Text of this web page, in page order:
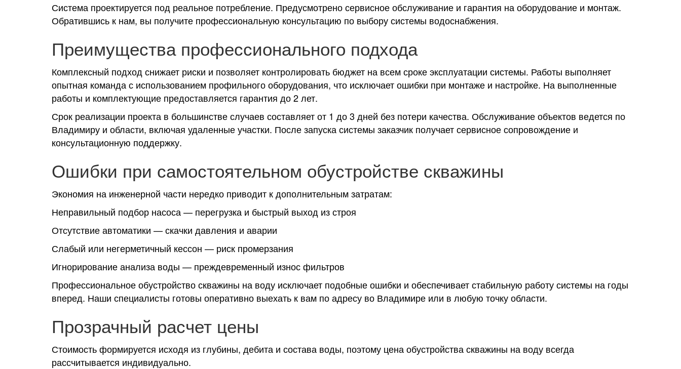
Система проектируется под реальное потребление. Предусмотрено сервисное обслуживание и гарантия на оборудование и монтаж.
Обратившись к нам, вы получите профессиональную консультацию по выбору системы водоснабжения.
Преимущества профессионального подхода
Комплексный подход снижает риски и позволяет контролировать бюджет на всем сроке эксплуатации системы. Работы выполняет
опытная команда с использованием профильного оборудования, что исключает ошибки при монтаже и настройке. На выполненные
работы и комплектующие предоставляется гарантия до 2 лет.
Срок реализации проекта в большинстве случаев составляет от 1 до 3 дней без потери качества. Обслуживание объектов ведется по
Владимиру и области, включая удаленные участки. После запуска системы заказчик получает сервисное сопровождение и
консультационную поддержку.
Ошибки при самостоятельном обустройстве скважины
Экономия на инженерной части нередко приводит к дополнительным затратам:
Неправильный подбор насоса — перегрузка и быстрый выход из строя
Отсутствие автоматики — скачки давления и аварии
Слабый или негерметичный кессон — риск промерзания
Игнорирование анализа воды — преждевременный износ фильтров
Профессиональное обустройство скважины на воду исключает подобные ошибки и обеспечивает стабильную работу системы на годы
вперед. Наши специалисты готовы оперативно выехать к вам по адресу во Владимире или в любую точку области.
Прозрачный расчет цены
Стоимость формируется исходя из глубины, дебита и состава воды, поэтому цена обустройства скважины на воду всегда
рассчитывается индивидуально.